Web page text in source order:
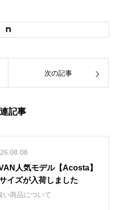
次の記事
記事
人気モデル【Acosta】
イズが入荷しました
い商品について